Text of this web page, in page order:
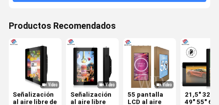
Productos Recomendados
Señalización
al aire libre de
Señalización
al aire libre
55 pantalla
LCD al aire
21,5" 32"
49" 55" 65"